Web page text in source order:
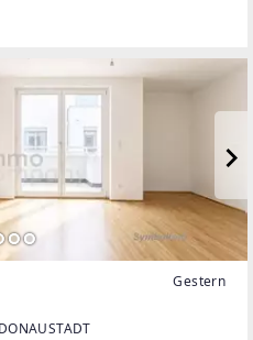
3 Bäder, 4 WCs, ein
Gestern